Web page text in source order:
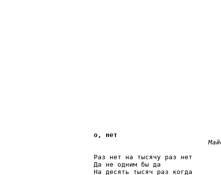
о, нет
Раз нет на тысячу раз нет
Да не одним бы да
На десять тысяч раз когда